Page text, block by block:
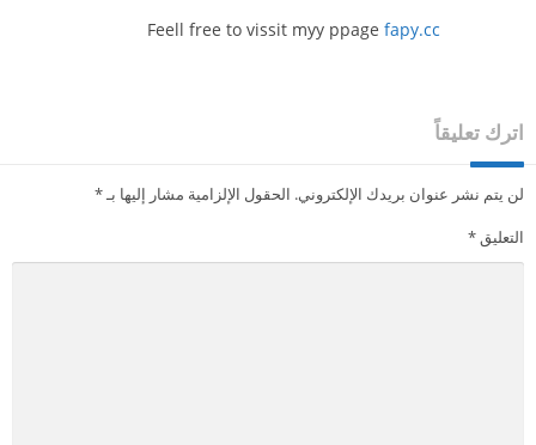
Feell free to vissit myy ppage fapy.cc
اترك تعليقاً
لن يتم نشر عنوان بريدك الإلكتروني. الحقول الإلزامية مشار إليها بـ*
التعليق *